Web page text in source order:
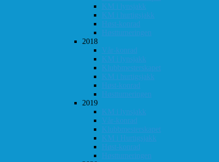
KM i lynsjakk
KM i hurtigsjakk
Høst-konrad
Høstturneringen
2018
Vår-konrad
KM i lynsjakk
Klubbmesterskapet
KM i hurtigsjakk
Høst-konrad
Høstturneringen
2019
KM i lynsjakk
Vår-konrad
Klubbmesterskapet
KM i Hurtigsjakk
Høst-konrad
Høstturneringen